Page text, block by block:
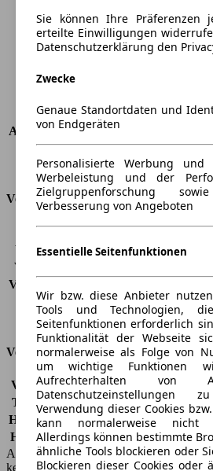
Radstand
-
Maximalgewicht
-
Türen
Dachlast
-
Anhängelast (ungebremst)
Anhängelast (gebremst)
2200 kg
Kofferraumvolumen
652 - 1650 l
Verbrauch
Verbrauch (Stadt)
-
Verbrauch (Land)
Verbrauch (komb.)*
Schadstoffklasse
EU6e
Tankinhalt
58 l
Versicherungsklassen
Vollkasko -
Teilkasko -
Haftpflicht
HSN/TSN 0603/CSH
AutoScout24 GmbH übernimmt für die
keine Gewähr.
Sie können Ihre Präferenzen
erteilte Einwilligungen
Datenschutzerklärung den
Zwecke
Genaue Standortdaten und
von Endgeräten
Personalisierte Werbung
Werbeleistung und der
Zielgruppenforschung
Verbesserung von Angeboten
Essentielle Seitenfunktionen
Wir bzw. diese Anbieter
Tools und Technologien,
Seitenfunktionen erforderlich
Funktionalität der Webseite
normalerweise als Folge von
um wichtige Funktionen
Aufrechterhalten von
Datenschutzeinstellungen
Verwendung dieser Cookies
kann normalerweise nicht
Allerdings können bestimmte
ähnliche Tools blockieren oder
Blockieren dieser Cookies oder